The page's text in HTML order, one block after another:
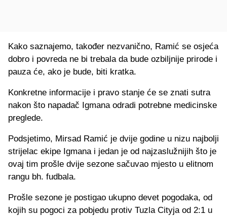
Kako saznajemo, također nezvanično, Ramić se osjeća
dobro i povreda ne bi trebala da bude ozbiljnije prirode i
pauza će, ako je bude, biti kratka.
Konkretne informacije i pravo stanje će se znati sutra
nakon što napadač Igmana odradi potrebne medicinske
preglede.
Podsjetimo, Mirsad Ramić je dvije godine u nizu najbolji
strijelac ekipe Igmana i jedan je od najzaslužnijih što je
ovaj tim prošle dvije sezone sačuvao mjesto u elitnom
rangu bh. fudbala.
Prošle sezone je postigao ukupno devet pogodaka, od
kojih su pogoci za pobjedu protiv Tuzla Cityja od 2:1 u